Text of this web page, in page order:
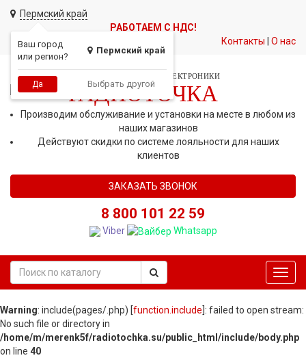
Пермский край
Ваш город
или регион?
Пермский край
Да Выбрать другой
РАБОТАЕМ С НДС!
Контакты
О нас
СЕТЬ МАГАЗИНОВ АВТОЭЛЕКТРОНИКИ
РАДИОТОЧКА
Производим обслуживание и установки на месте в любом из
наших магазинов
Действуют скидки по системе лояльности для наших
клиентов
ЗАКАЗАТЬ ЗВОНОК
8 800 101 22 59
Viber Whatsapp
Warning: include(pages/.php) [function.include ]: failed to open stream:
No such file or directory in
/home/m/merenk5f/radiotochka.su/public_html/include/body.php
on line 40